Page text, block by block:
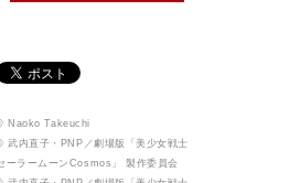
Naoko Takeuchi
武内直子・PNP／劇場版「美少女戦士
ーラームーンCosmos」 製作委員会